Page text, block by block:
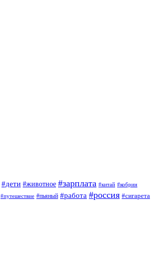
#дети #животное #зарплата #китай #кобрин
#путешествие #пьяный #работа #россия #сигарета